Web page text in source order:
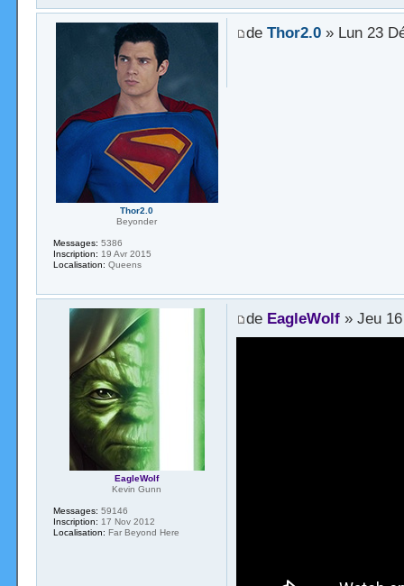
de Thor2.0» Lun 23
Thor2.0
Beyonder
Messages: 5386
Inscription: 19 Avr 2015
Localisation: Queens
de EagleWolf» Jeu 16
EagleWolf
Kevin Gunn
Messages: 59146
Inscription: 17 Nov 2012
Localisation: Far Beyond Here